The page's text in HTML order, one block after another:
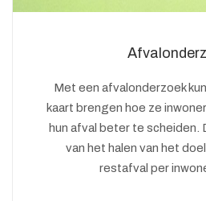
Met een afvalonderzoek
kaart brengen hoe ze
hun afval beter te scheiden.
van het halen van het
restafval per